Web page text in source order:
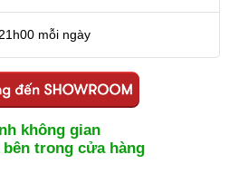
mỗi ngày
không gian
bên trong cửa hàng